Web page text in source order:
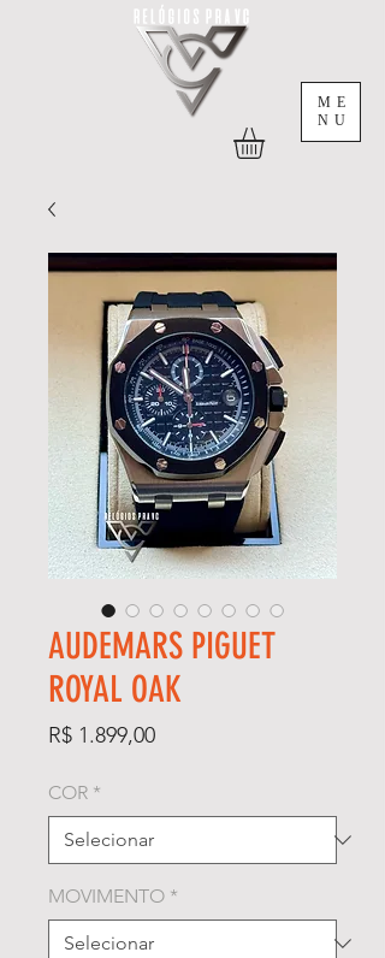
ME
NU
AUDEMARS PIGUET
ROYAL OAK
R$ 1.899,00Preço
COR *
MOVIMENTO *